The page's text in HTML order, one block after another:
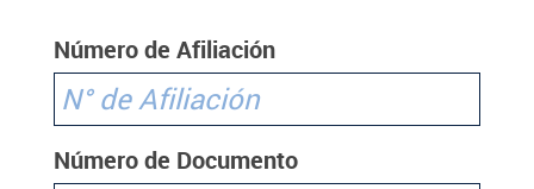
Número de Afiliación
Número de Documento